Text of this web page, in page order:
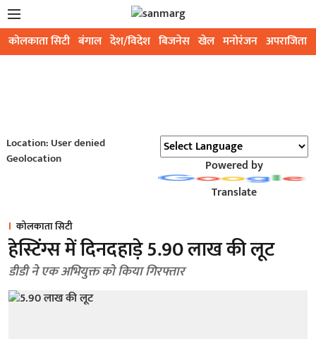
कोलकाता सिटी बंगाल देश/विदेश बिजनेस खेल मनोरंजन अपराजिता
Location: User denied
Geolocation
Powered by
Translate
कोलकाता सिटी
हेस्टिंग्स में दिनदहाड़े 5.90 लाख की लूट
डीडी ने एक अभियुक्त को किया गिरफ्तार